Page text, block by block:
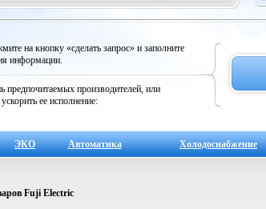
на кнопку «сделать запрос» и заполните
информации.
предпочитаемых производителей, или
ее исполнение:
ЭКО Автоматика Холодоснабжение
Fuji Electric